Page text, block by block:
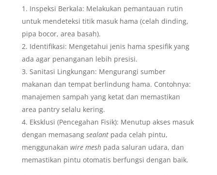
Inspeksi Berkala: Melakukan pemantauan rutin
untuk mendeteksi titik masuk hama (celah dinding,
pipa bocor, area basah).
Identifikasi: Mengetahui jenis hama spesifik yang
ada agar penanganan lebih presisi.
Sanitasi Lingkungan: Mengurangi sumber
makanan dan tempat berlindung hama. Contohnya:
manajemen sampah yang ketat dan memastikan
area pantry selalu kering.
Eksklusi (Pencegahan Fisik): Menutup akses masuk
dengan memasang sealantpada celah pintu,
menggunakan wire meshpada saluran udara, dan
memastikan pintu otomatis berfungsi dengan baik.